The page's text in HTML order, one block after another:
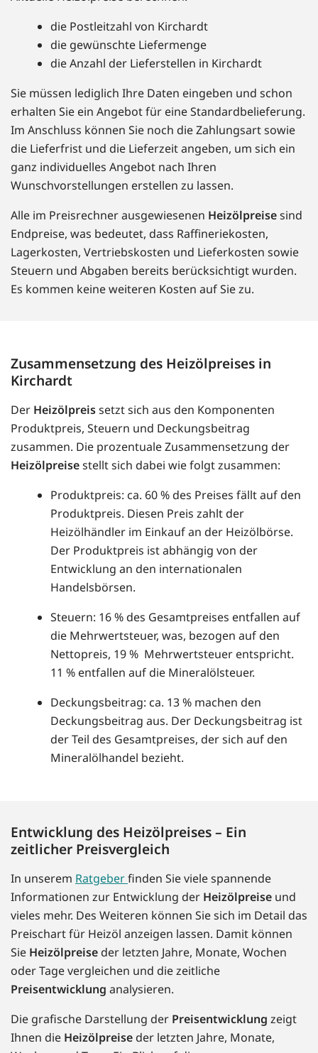
die Postleitzahl von Kirchardt
die gewünschte Liefermenge
die Anzahl der Lieferstellen in Kirchardt
Sie müssen lediglich Ihre Daten eingeben und schon
erhalten Sie ein Angebot für eine Standardbelieferung.
Im Anschluss können Sie noch die Zahlungsart sowie
die Lieferfrist und die Lieferzeit angeben, um sich ein
ganz individuelles Angebot nach Ihren
Wunschvorstellungen erstellen zu lassen.
Alle im Preisrechner ausgewiesenen Heizölpreisesind
Endpreise, was bedeutet, dass Raffineriekosten,
Lagerkosten, Vertriebskosten und Lieferkosten sowie
Steuern und Abgaben bereits berücksichtigt wurden.
Es kommen keine weiteren Kosten auf Sie zu.
Zusammensetzung des Heizölpreises in
Kirchardt
Der Heizölpreissetzt sich aus den Komponenten
Produktpreis, Steuern und Deckungsbeitrag
zusammen. Die prozentuale Zusammensetzung der
Heizölpreisestellt sich dabei wie folgt zusammen:
Produktpreis: ca. 60 % des Preises fällt auf den
Produktpreis. Diesen Preis zahlt der
Heizölhändler im Einkauf an der Heizölbörse.
Der Produktpreis ist abhängig von der
Entwicklung an den internationalen
Handelsbörsen.
Steuern: 16 % des Gesamtpreises entfallen auf
die Mehrwertsteuer, was, bezogen auf den
Nettopreis, 19 % Mehrwertsteuer entspricht.
11 % entfallen auf die Mineralölsteuer.
Deckungsbeitrag: ca. 13 % machen den
Deckungsbeitrag aus. Der Deckungsbeitrag ist
der Teil des Gesamtpreises, der sich auf den
Mineralölhandel bezieht.
Entwicklung des Heizölpreises – Ein
zeitlicher Preisvergleich
In unserem Ratgeberfinden Sie viele spannende
Informationen zur Entwicklung der Heizölpreise und
vieles mehr. Des Weiteren können Sie sich im Detail das
Preischart für Heizöl anzeigen lassen. Damit können
Sie Heizölpreise der letzten Jahre, Monate, Wochen
oder Tage vergleichen und die zeitliche
Preisentwicklung analysieren.
Die grafische Darstellung der Preisentwicklung zeigt
Ihnen die Heizölpreise der letzten Jahre, Monate,